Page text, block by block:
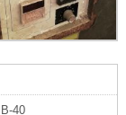
40